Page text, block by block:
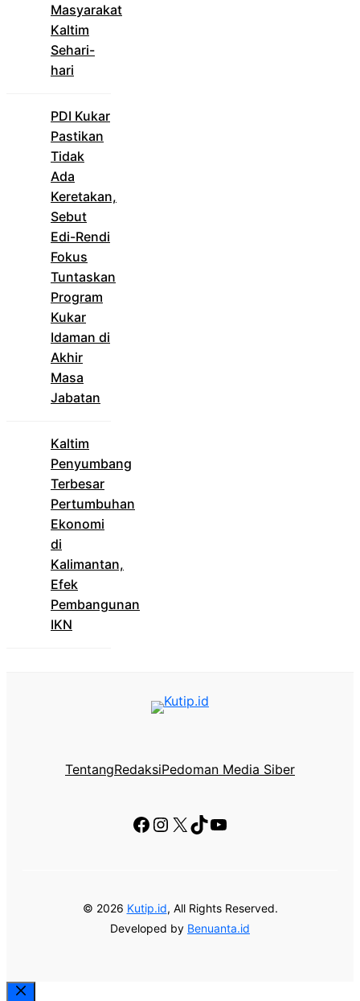
Masyarakat
Kaltim
Sehari-
hari
PDI Kukar
Pastikan
Tidak
Ada
Keretakan,
Sebut
Edi-Rendi
Fokus
Tuntaskan
Program
Kukar
Idaman di
Akhir
Masa
Jabatan
Kaltim
Penyumbang
Terbesar
Pertumbuhan
Ekonomi
di
Kalimantan,
Efek
Pembangunan
IKN
TentangRedaksiPedoman Media Siber
Facebook
Instagram
X TikTok
YouTube
© 2026 Kutip.id, All Rights Reserved.
Developed by Benuanta.id